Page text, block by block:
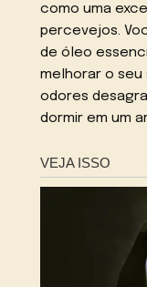
como uma
percevejos.
de óleo
melhorar o
odores
dormir em um